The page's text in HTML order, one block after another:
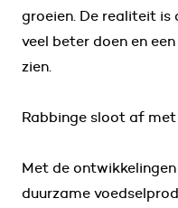
groeien. De realiteit
veel beter doen en
zien.
Rabbinge sloot af
Met de
duurzame